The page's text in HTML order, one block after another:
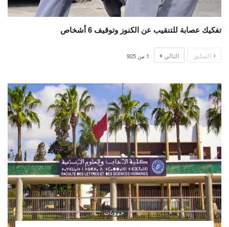
تفكيك عصابة للتنقيب عن الكنوز وتوقيف 6 أشخاص
السابق التالي 1 من 925
جهويات